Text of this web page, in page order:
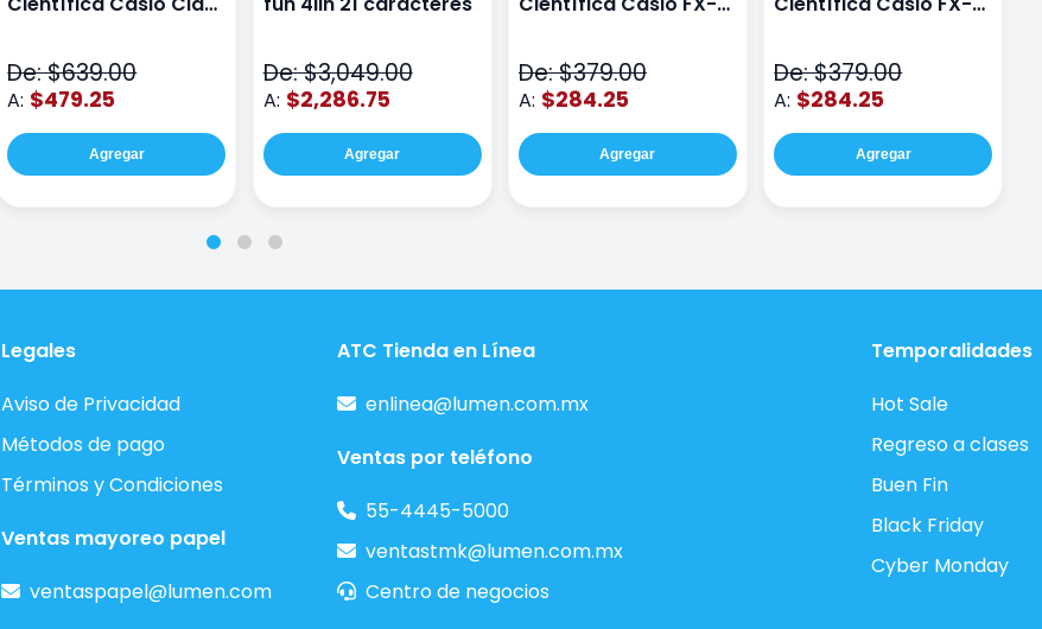
De: $639.00
A: $479.25
Agregar
De: $3,049.00
A: $2,286.75
Agregar
De: $379.00
A: $284.25
Agregar
De: $379.00
A: $284.25
Agregar
Legales
Aviso de Privacidad
Métodos de pago
Términos y Condiciones
Ventas mayoreo papel
ventaspapel@lumen.com
ATC Tienda en Línea
enlinea@lumen.com.mx
Ventas por teléfono
55-4445-5000
ventastmk@lumen.com.mx
Centro de negocios
Temporalidades
Hot Sale
Regreso a clases
Buen Fin
Black Friday
Cyber Monday